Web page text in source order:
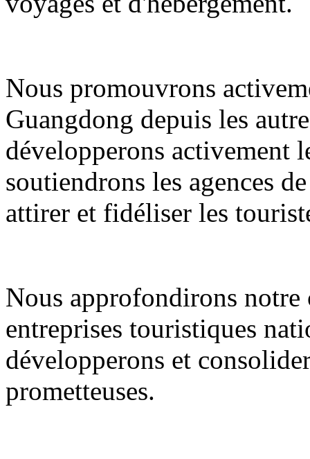
Nous promouvrons
Guangdong depuis les
développerons activement
soutiendrons les agences
attirer et fidéliser les
Nous approfondirons
entreprises touristiques
développerons et
prometteuses.